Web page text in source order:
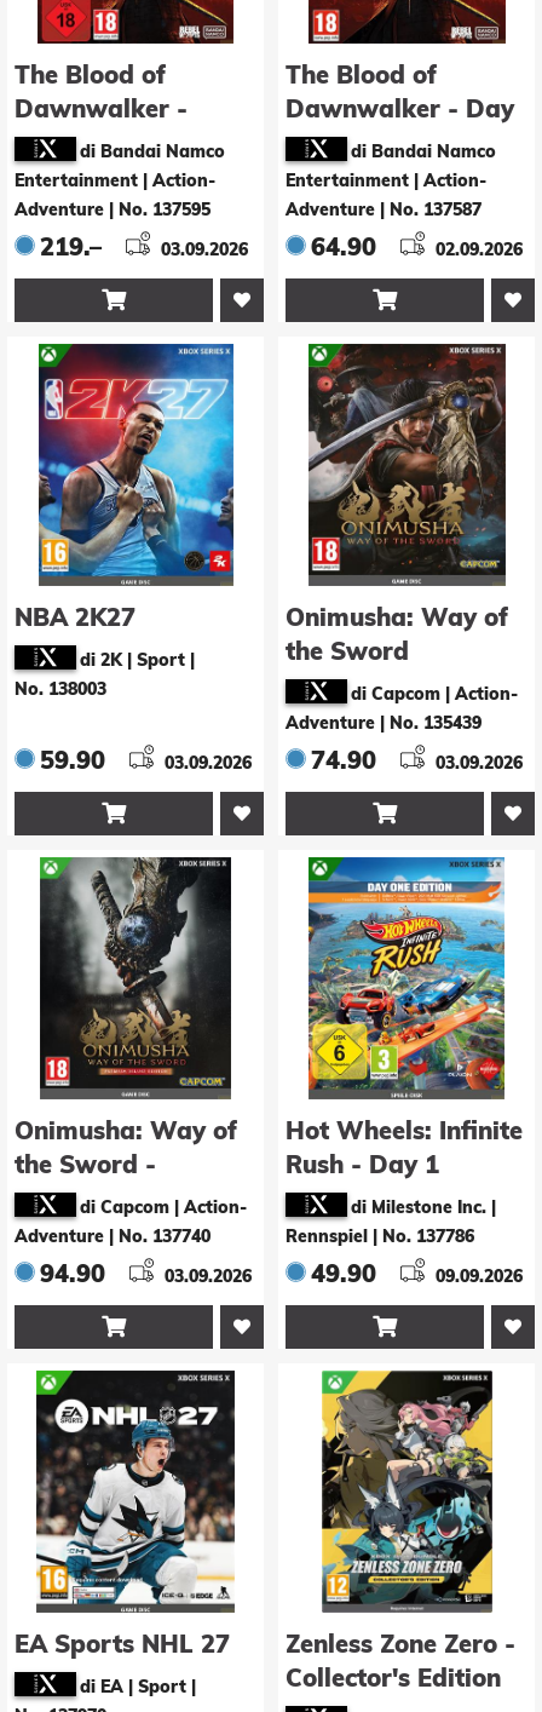
The Blood of
Dawnwalker -
Collector's Edition
di Bandai Namco
Entertainment | Action-
Adventure
No. 137595
219.– 03.09.2026

The Blood of
Dawnwalker - Day
1 Editiondi Bandai Namco
Entertainment | Action-
Adventure
No. 137587
64.90 02.09.2026

NBA 2K27
di 2K | Sport
No. 138003
59.90 03.09.2026

Onimusha: Way of
the Sword
di Capcom | Action-
Adventure
No. 135439
74.90 03.09.2026

Onimusha: Way of
the Sword -
Premium Deluxe
Edition
di Capcom | Action-
Adventure
No. 137740
94.90 03.09.2026

Hot Wheels: Infinite
Rush - Day 1
Editiondi Milestone Inc. |
Rennspiel
No. 137786
49.90 09.09.2026

EA Sports NHL 27
di EA | Sport
Zenless Zone Zero -
Collector's Edition